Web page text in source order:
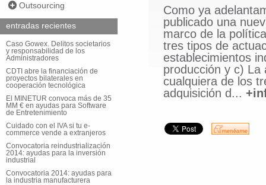
Outsourcing
entradas recientes
Caso Gowex. Delitos societarios
y responsabilidad de los
Administradores
CDTI abre la financiación de
proyectos bilaterales en
cooperación tecnológica
El MINETUR convoca más de 35
MM € en ayudas para Software
de Entretenimiento
Cuidado con el IVA si tu e-
commerce vende a extranjeros
Convocatoria reindustrialización
2014: ayudas para la inversión
industrial
Convocatoria 2014: ayudas para
la industria manufacturera
Como ya
publicado una
marco de la
tres tipos de
establecimientos
producción y c) La
cualquiera de los
adquisición d...